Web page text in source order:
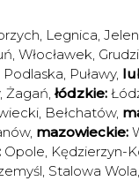
, Legnica,
, Włocławek,
Podlaska, Puławy,
, Żagań, łódzkie:
, Bełchatów,
, mazowieckie:
Opole, Kędzierzyn-
, Stalowa Wola,